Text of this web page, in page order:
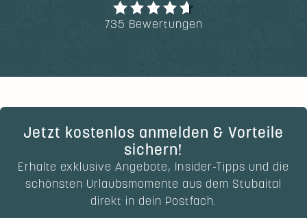
735 Bewertungen
Jetzt kostenlos anmelden & Vorteile
sichern!
Erhalte exklusive Angebote, Insider-Tipps und die
schönsten Urlaubsmomente aus dem Stubaital
direkt in dein Postfach.